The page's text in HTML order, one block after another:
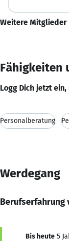
Weitere Mitglieder
Fähigkeiten
Logg Dich jetzt
Personalberatung
Werdegang
Berufserfahrung
Bis heute 5